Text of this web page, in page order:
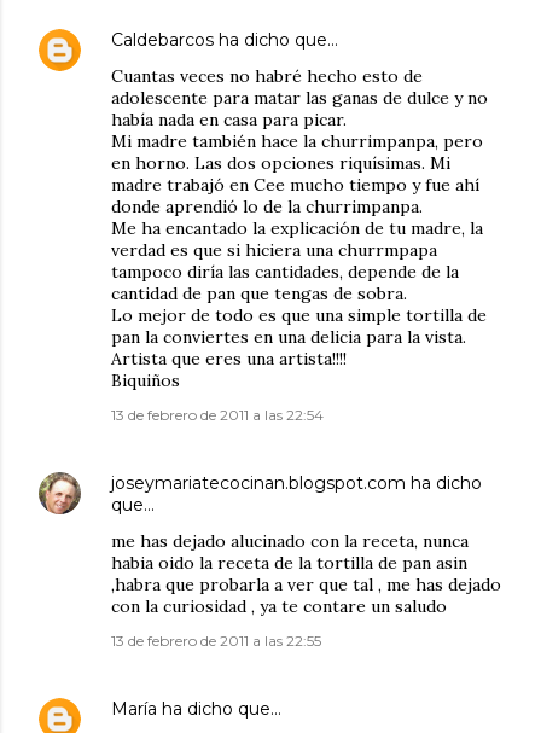
Caldebarcos ha dicho que…
Cuantas veces no habré hecho esto de
adolescente para matar las ganas de dulce y no
había nada en casa para picar.
Mi madre también hace la churrimpanpa, pero
en horno. Las dos opciones riquísimas. Mi
madre trabajó en Cee mucho tiempo y fue ahí
donde aprendió lo de la churrimpanpa.
Me ha encantado la explicación de tu madre, la
verdad es que si hiciera una churrmpapa
tampoco diría las cantidades, depende de la
cantidad de pan que tengas de sobra.
Lo mejor de todo es que una simple tortilla de
pan la conviertes en una delicia para la vista.
Artista que eres una artista!!!!
Biquiños
13 de febrero de 2011 a las 22:54
joseymariatecocinan.blogspot.com ha dicho
que…
me has dejado alucinado con la receta, nunca
habia oido la receta de la tortilla de pan asin
,habra que probarla a ver que tal , me has dejado
con la curiosidad , ya te contare un saludo
13 de febrero de 2011 a las 22:55
María ha dicho que…